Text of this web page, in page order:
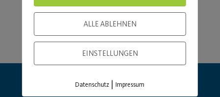
ALLE ABLEHNEN
EINSTELLUNGEN
Datenschutz |Impressum